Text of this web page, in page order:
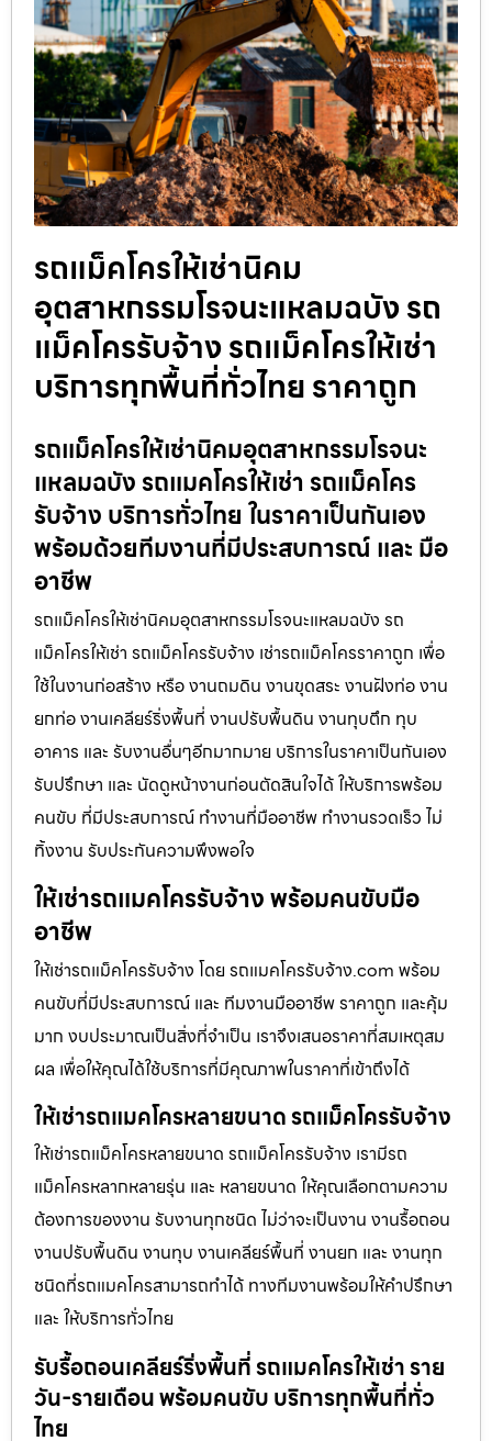
รถแม็คโครให้เช่านิคม
อุตสาหกรรมโรจนะแหลมฉบัง รถ
แม็คโครรับจ้าง รถแม็คโครให้เช่า
บริการทุกพื้นที่ทั่วไทย ราคาถูก
รถแม็คโครให้เช่านิคมอุตสาหกรรมโรจนะ
แหลมฉบัง รถแมคโครให้เช่า รถแม็คโคร
รับจ้าง บริการทั่วไทย ในราคาเป็นกันเอง
พร้อมด้วยทีมงานที่มีประสบการณ์ และ มือ
อาชีพ
รถแม็คโครให้เช่านิคมอุตสาหกรรมโรจนะแหลมฉบัง รถ
แม็คโครให้เช่า รถแม็คโครรับจ้าง เช่ารถแม็คโครราคาถูก เพื่อ
ใช้ในงานก่อสร้าง หรือ งานถมดิน งานขุดสระ งานฝังท่อ งาน
ยกท่อ งานเคลียร์ริ่งพื้นที่ งานปรับพื้นดิน งานทุบตึก ทุบ
อาคาร และ รับงานอื่นๆอีกมากมาย บริการในราคาเป็นกันเอง
รับปรึกษา และ นัดดูหน้างานก่อนตัดสินใจได้ ให้บริการพร้อม
คนขับ ที่มีประสบการณ์ ทำงานที่มืออาชีพ ทำงานรวดเร็ว ไม่
ทิ้งงาน รับประกันความพึงพอใจ
ให้เช่ารถแมคโครรับจ้าง พร้อมคนขับมือ
อาชีพ
ให้เช่ารถแม็คโครรับจ้าง โดย รถแมคโครรับจ้าง.com พร้อม
คนขับที่มีประสบการณ์ และ ทีมงานมืออาชีพ ราคาถูก และคุ้ม
มาก งบประมาณเป็นสิ่งที่จำเป็น เราจึงเสนอราคาที่สมเหตุสม
ผล เพื่อให้คุณได้ใช้บริการที่มีคุณภาพในราคาที่เข้าถึงได้
ให้เช่ารถแมคโครหลายขนาด รถแม็คโครรับจ้าง
ให้เช่ารถแม็คโครหลายขนาด รถแม็คโครรับจ้าง เรามีรถ
แม็คโครหลากหลายรุ่น และ หลายขนาด ให้คุณเลือกตามความ
ต้องการของงาน รับงานทุกชนิด ไม่ว่าจะเป็นงาน งานรื้อถอน
งานปรับพื้นดิน งานทุบ งานเคลียร์พื้นที่ งานยก และ งานทุก
ชนิดที่รถแมคโครสามารถทำได้ ทางทีมงานพร้อมให้คำปรึกษา
และ ให้บริการทั่วไทย
รับรื้อถอนเคลียร์ริ่งพื้นที่ รถแมคโครให้เช่า ราย
วัน-รายเดือน พร้อมคนขับ บริการทุกพื้นที่ทั่ว
ไทย